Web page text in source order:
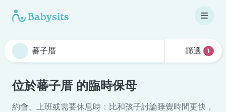
篩選 1
位於蕃子厝 的臨時保母
約會、上班或需要休息時：比和孩子討論睡覺時間更快，